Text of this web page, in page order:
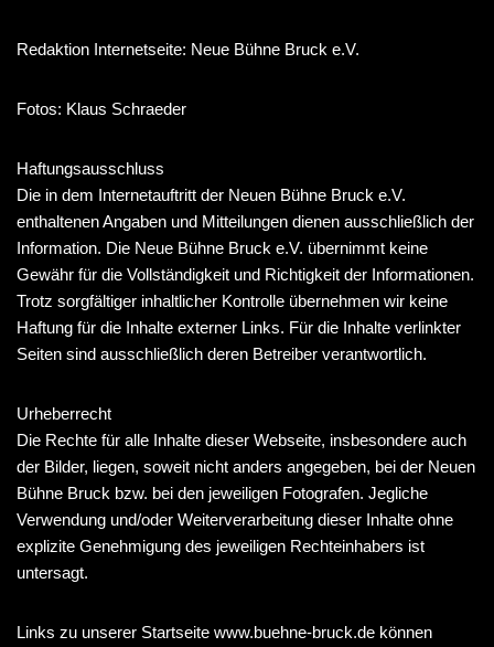
Redaktion Internetseite: Neue Bühne Bruck e.V.
Fotos: Klaus Schraeder
Haftungsausschluss
Die in dem Internetauftritt der Neuen Bühne Bruck e.V.
enthaltenen Angaben und Mitteilungen dienen ausschließlich der
Information. Die Neue Bühne Bruck e.V. übernimmt keine
Gewähr für die Vollständigkeit und Richtigkeit der Informationen.
Trotz sorgfältiger inhaltlicher Kontrolle übernehmen wir keine
Haftung für die Inhalte externer Links. Für die Inhalte verlinkter
Seiten sind ausschließlich deren Betreiber verantwortlich.
Urheberrecht
Die Rechte für alle Inhalte dieser Webseite, insbesondere auch
der Bilder, liegen, soweit nicht anders angegeben, bei der Neuen
Bühne Bruck bzw. bei den jeweiligen Fotografen. Jegliche
Verwendung und/oder Weiterverarbeitung dieser Inhalte ohne
explizite Genehmigung des jeweiligen Rechteinhabers ist
untersagt.
Links zu unserer Startseite www.buehne-bruck.de können